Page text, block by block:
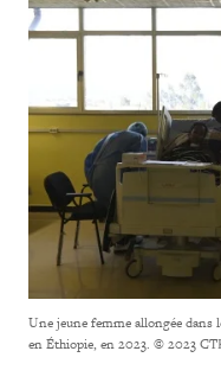
Une jeune femme allongée dans
en Éthiopie, en 2023. © 2023